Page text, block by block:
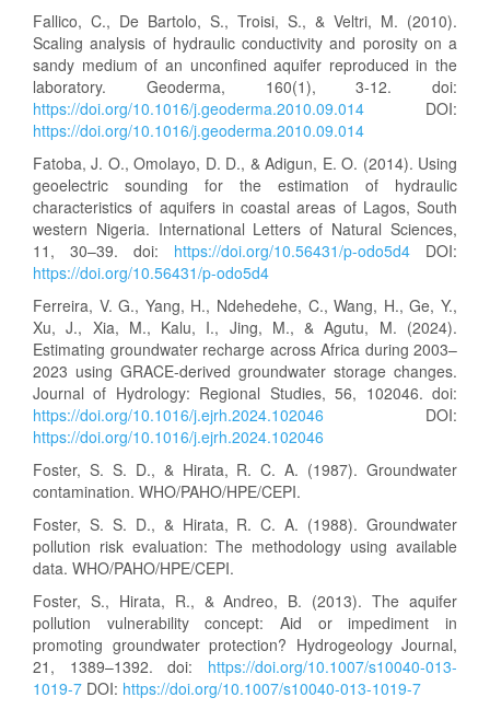
Fallico, C., De Bartolo, S., Troisi, S., & Veltri, M. (2010).
Scaling analysis of hydraulic conductivity and porosity on a
sandy medium of an unconfined aquifer reproduced in the
laboratory. Geoderma, 160(1), 3-12. doi:
https://doi.org/10.1016/j.geoderma.2010.09.014 DOI:
https://doi.org/10.1016/j.geoderma.2010.09.014
Fatoba, J. O., Omolayo, D. D., & Adigun, E. O. (2014). Using
geoelectric sounding for the estimation of hydraulic
characteristics of aquifers in coastal areas of Lagos, South
western Nigeria. International Letters of Natural Sciences,
11, 30–39. doi: https://doi.org/10.56431/p-odo5d4 DOI:
https://doi.org/10.56431/p-odo5d4
Ferreira, V. G., Yang, H., Ndehedehe, C., Wang, H., Ge, Y.,
Xu, J., Xia, M., Kalu, I., Jing, M., & Agutu, M. (2024).
Estimating groundwater recharge across Africa during 2003–
2023 using GRACE-derived groundwater storage changes.
Journal of Hydrology: Regional Studies, 56, 102046. doi:
https://doi.org/10.1016/j.ejrh.2024.102046 DOI:
https://doi.org/10.1016/j.ejrh.2024.102046
Foster, S. S. D., & Hirata, R. C. A. (1987). Groundwater
contamination. WHO/PAHO/HPE/CEPI.
Foster, S. S. D., & Hirata, R. C. A. (1988). Groundwater
pollution risk evaluation: The methodology using available
data. WHO/PAHO/HPE/CEPI.
Foster, S., Hirata, R., & Andreo, B. (2013). The aquifer
pollution vulnerability concept: Aid or impediment in
promoting groundwater protection? Hydrogeology Journal,
21, 1389–1392. doi: https://doi.org/10.1007/s10040-013-
1019-7 DOI: https://doi.org/10.1007/s10040-013-1019-7